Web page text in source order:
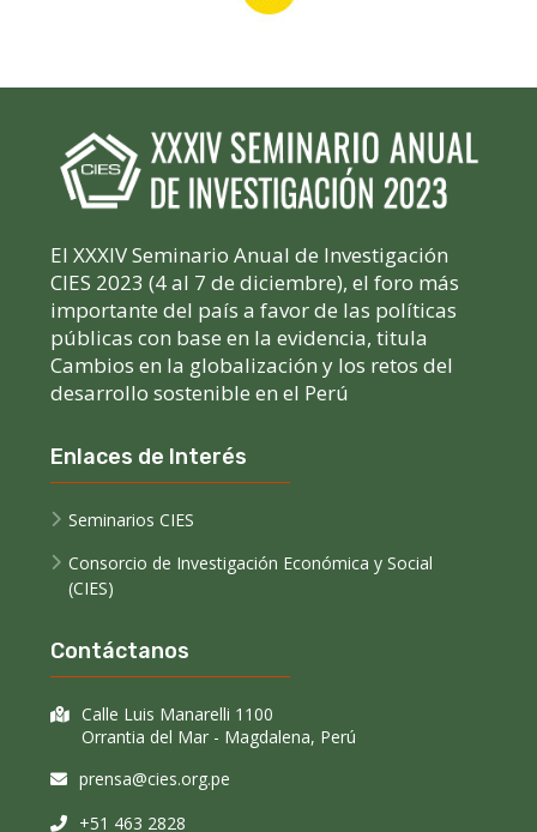
El XXXIV Seminario Anual de Investigación
CIES 2023 (4 al 7 de diciembre), el foro más
importante del país a favor de las políticas
públicas con base en la evidencia, titula
Cambios en la globalización y los retos del
desarrollo sostenible en el Perú
Enlaces de Interés
Seminarios CIES
Consorcio de Investigación Económica y Social
(CIES)
Contáctanos
Calle Luis Manarelli 1100
Orrantia del Mar - Magdalena, Perú
prensa@cies.org.pe
+51 463 2828